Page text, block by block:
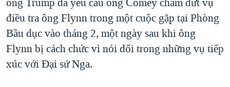
điều tra ông Flynn trong một cuộc gặp tại Phòng
Bầu dục vào tháng 2, một ngày sau khi ông
Flynn bị cách chức vì nói dối trong những vụ tiếp
xúc với Đại sứ Nga.